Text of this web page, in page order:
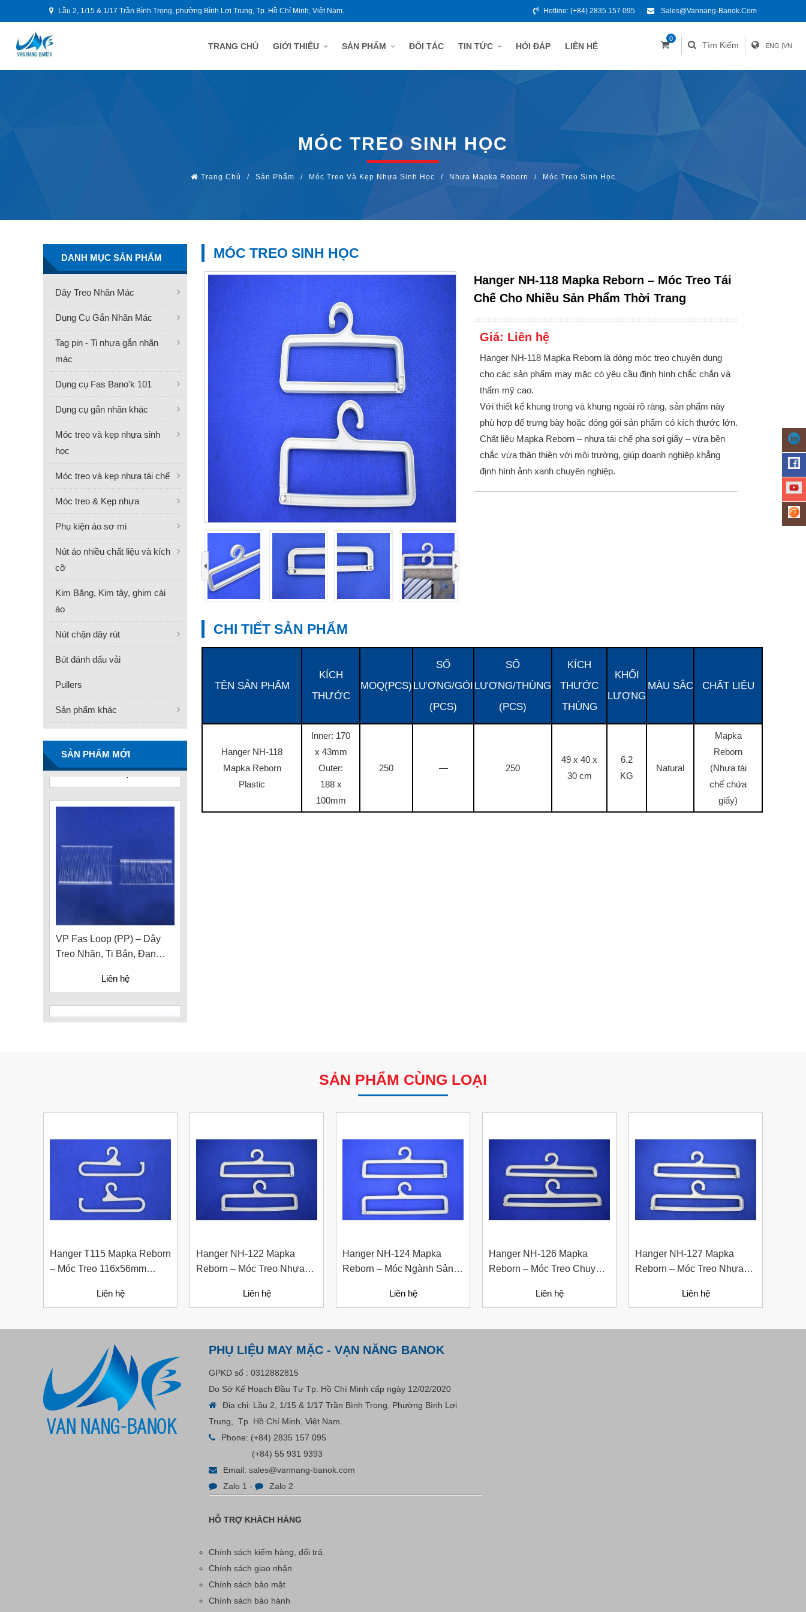
Lầu 2, 1/15 & 1/17 Trần Bình Trọng, phường Bình Lợi Trung, Tp. Hồ Chí Minh, Việt Nam. Hotline: (+84) 2835 157 095 Sales@vannang-Banok.com
TRANG CHỦ GIỚI THIỆU SẢN PHẨM ĐỐI TÁC TIN TỨC HỎI ĐÁP LIÊN HỆ
0
Tìm Kiếm ENG |VN
MÓC TREO SINH HỌC
Trang Chủ / Sản Phẩm / Móc Treo Và Kẹp Nhựa Sinh Học / Nhựa Mapka Reborn / Móc Treo Sinh Học
MÓC TREO SINH HỌC
Hanger NH-118 Mapka Reborn – Móc Treo Tái
Chế Cho Nhiều Sản Phẩm Thời Trang
Giá: Liên hệ
Hanger NH-118 Mapka Reborn là dòng móc treo chuyên dụng
cho các sản phẩm may mặc có yêu cầu định hình chắc chắn và
thẩm mỹ cao.
Với thiết kế khung trong và khung ngoài rõ ràng, sản phẩm này
phù hợp để trưng bày hoặc đóng gói sản phẩm có kích thước lớn.
Chất liệu Mapka Reborn – nhựa tái chế pha sợi giấy – vừa bền
chắc vừa thân thiện với môi trường, giúp doanh nghiệp khẳng
định hình ảnh xanh chuyên nghiệp.
CHI TIẾT SẢN PHẨM
TÊN SẢN PHẨM
KÍCH
THƯỚC
MOQ(PCS)
SỐ
LƯỢNG/GÓI
(PCS)
SỐ
LƯỢNG/THÙNG
(PCS)
KÍCH
THƯỚC
THÙNG
KHỐI
LƯỢNG
MÀU SẮC CHẤT LIỆU
Hanger NH-118
Mapka Reborn
Plastic
Inner: 170
x 43mm
Outer:
188 x
100mm
250 — 250
49 x 40 x
30 cm
6.2
KG
Natural
Mapka
Reborn
(Nhựa tái
chế chứa
giấy)
DANH MỤC SẢN PHẨM
Dây Treo Nhãn Mác
Dụng Cụ Gắn Nhãn Mác
Tag pin - Ti nhựa gắn nhãn
mác
Dụng cụ Fas Bano'k 101
Dụng cụ gắn nhãn khác
Móc treo và kẹp nhựa sinh
học
Móc treo và kẹp nhựa tái chế
Móc treo & Kẹp nhựa
Phụ kiện áo sơ mi
Nút áo nhiều chất liệu và kích
cỡ
Kim Băng, Kim tây, ghim cài
áo
Nút chặn dây rút
Bút đánh dấu vải
Pullers
Sản phẩm khác
SẢN PHẨM MỚI
FN -25 Needle – Kim Gắn
Nhãn Thép Không Gỉ
Liên hệ
Treo Nhãn, Ti Bắn, Đạn
Vòng Treo Nhãn Mác
Liên hệ
Stopper – Recycled Nylon
Liên hệ
Bút Đánh Dấu Màu Trắng –
ADGER CHAKO ACE
Liên hệ
SẢN PHẨM CÙNG LOẠI
Hanger T115 Mapka Reborn
– Móc Treo 116x56mm
Liên hệ
Hanger NH-122 Mapka
Reborn – Móc Treo Nhựa
Thời Trang Và May Mặc
Liên hệ
Hanger NH-124 Mapka
Reborn – Móc Ngành Sản
Quần Áo Thời Trang
Liên hệ
Hanger NH-126 Mapka
Reborn – Móc Treo Chuyên
Liên hệ
Hanger NH-127 Mapka
Reborn – Móc Treo Nhựa
Trang Bền Vững
Liên hệ
PHỤ LIỆU MAY MẶC - VẠN NĂNG BANOK
GPKD số : 0312882815
Do Sở Kế Hoạch Đầu Tư Tp. Hồ Chí Minh cấp ngày 12/02/2020
Địa chỉ: Lầu 2, 1/15 & 1/17 Trần Bình Trọng, Phường Bình Lợi
Trung, Tp. Hồ Chí Minh, Việt Nam.
Phone: (+84) 2835 157 095
(+84) 55 931 9393
Email: sales@vannang-banok.com
Zalo 1 - Zalo 2
HỖ TRỢ KHÁCH HÀNG
Chính sách kiểm hàng, đổi trả
Chính sách giao nhận
Chính sách bảo mật
Chính sách bảo hành